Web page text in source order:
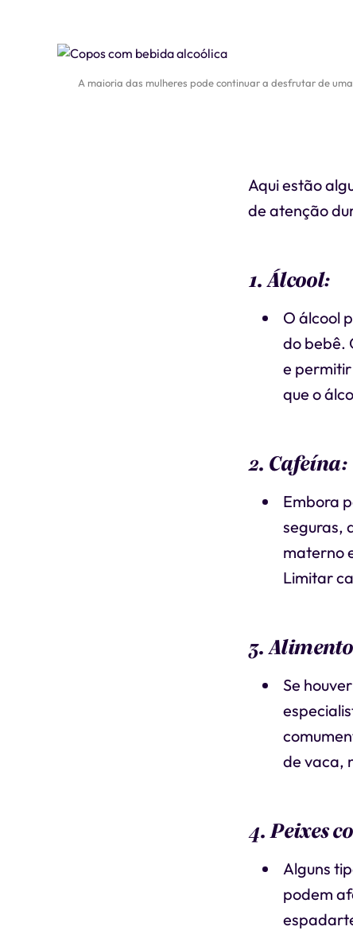
A maioria das mulheres pode continuar a desfrutar de
Aqui estão
de atenção
1. Álcool:
O álcool
do bebê.
e
que o
2. Cafeína:
Embora
seguras,
materno
Limitar
3.
Se
de vaca,
4. Peixes
Alguns
podem